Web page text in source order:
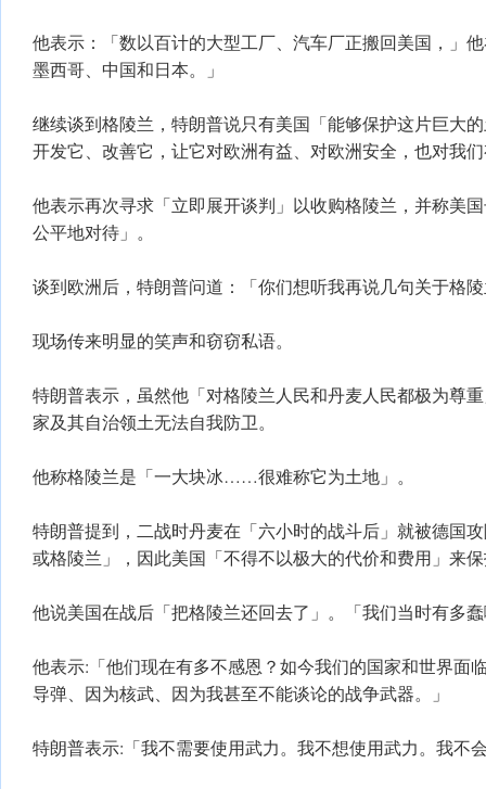
他表示：「数以百计的大型工厂、汽车厂正搬回美国，」
墨西哥、中国和日本。」
继续谈到格陵兰，特朗普说只有美国「能够保护这片巨大
开发它、改善它，让它对欧洲有益、对欧洲安全，也对我
他表示再次寻求「立即展开谈判」以收购格陵兰，并称美
公平地对待」。
谈到欧洲后，特朗普问道：「你们想听我再说几句关于格
现场传来明显的笑声和窃窃私语。
特朗普表示，虽然他「对格陵兰人民和丹麦人民都极为尊
家及其自治领土无法自我防卫。
他称格陵兰是「一大块冰……很难称它为土地」。
特朗普提到，二战时丹麦在「六小时的战斗后」就被德国
或格陵兰」，因此美国「不得不以极大的代价和费用」来
他说美国在战后「把格陵兰还回去了」。「我们当时有多
他表示:「他们现在有多不感恩？如今我们的国家和世界面
导弹、因为核武、因为我甚至不能谈论的战争武器。」
特朗普表示:「我不需要使用武力。我不想使用武力。我不